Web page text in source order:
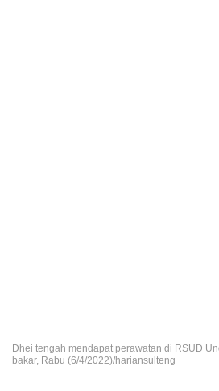
Dhei tengah mendapat perawatan di RSUD
bakar, Rabu (6/4/2022)/hariansulteng